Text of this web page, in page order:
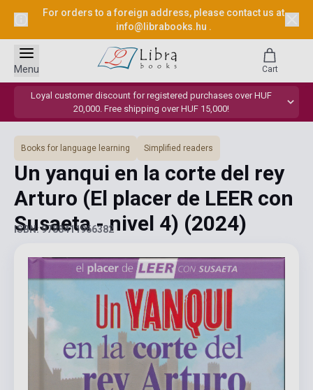
For orders to a foreign address, please contact us at
info@librabooks.hu .
Loyal customer discount for registered purchases over HUF
20,000. Free shipping over HUF 15,000!
Menu Cart
Books for language learning Simplified readers
Un yanqui en la corte del rey
Arturo (El placer de LEER con
Susaeta - nivel 4) (2024)
ISBN: 9788411966382